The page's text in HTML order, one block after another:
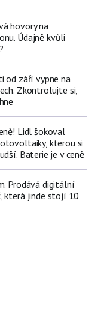
hovory na
Údajně kvůli
od září vypne na
Zkontrolujte si,
Lidl šokoval
kterou si
Baterie je v ceně
Prodává digitální
která jinde stojí 10